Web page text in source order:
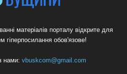
матеріалів порталу відкрите для
гіперпосилання обов'язове!
нами: vbuskcom@gmail.com